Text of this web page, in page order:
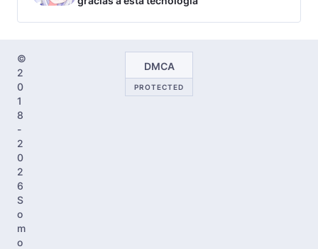
©
2
0
1
8
-
2
0
2
6
S
o
m
o
DMCA
PROTECTED